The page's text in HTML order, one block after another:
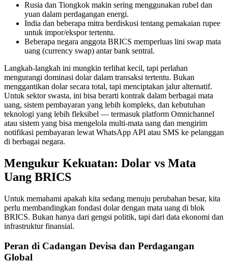
Rusia dan Tiongkok makin sering menggunakan rubel dan
yuan dalam perdagangan energi.
India dan beberapa mitra berdiskusi tentang pemakaian rupee
untuk impor/ekspor tertentu.
Beberapa negara anggota BRICS memperluas lini swap mata
uang (currency swap) antar bank sentral.
Langkah-langkah ini mungkin terlihat kecil, tapi perlahan
mengurangi dominasi dolar dalam transaksi tertentu. Bukan
menggantikan dolar secara total, tapi menciptakan jalur alternatif.
Untuk sektor swasta, ini bisa berarti kontrak dalam berbagai mata
uang, sistem pembayaran yang lebih kompleks, dan kebutuhan
teknologi yang lebih fleksibel — termasuk platform Omnichannel
atau sistem yang bisa mengelola multi-mata uang dan mengirim
notifikasi pembayaran lewat WhatsApp API atau SMS ke pelanggan
di berbagai negara.
Mengukur Kekuatan: Dolar vs Mata
Uang BRICS
Untuk memahami apakah kita sedang menuju perubahan besar, kita
perlu membandingkan fondasi dolar dengan mata uang di blok
BRICS. Bukan hanya dari gengsi politik, tapi dari data ekonomi dan
infrastruktur finansial.
Peran di Cadangan Devisa dan Perdagangan
Global